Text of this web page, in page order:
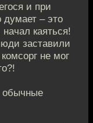
и при
думает – это
каяться!
заставили
не мог
обычные